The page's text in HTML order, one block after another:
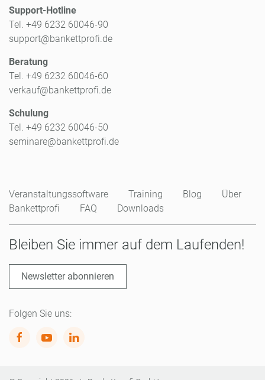
Support-Hotline
Tel. +49 6232 60046-90
support@bankettprofi.de
Beratung
Tel. +49 6232 60046-60
verkauf@bankettprofi.de
Schulung
Tel. +49 6232 60046-50
seminare@bankettprofi.de
Veranstaltungssoftware Training Blog
Über
Bankettprofi
FAQ Downloads
Bleiben Sie immer auf dem Laufenden!
Newsletter abonnieren
Folgen Sie uns: